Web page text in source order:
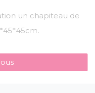
un chapiteau de